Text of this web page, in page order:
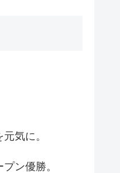
気に。
ン優勝。